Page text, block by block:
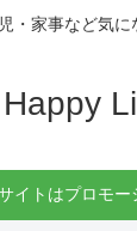
・家事など気
Happy
イトはプロモー